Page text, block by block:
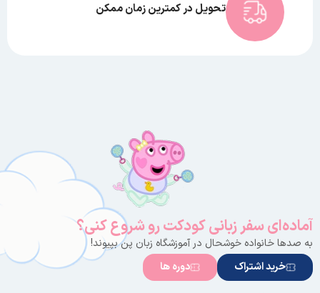
تحویل در کمترین زمان ممکن
آماده‌ای سفر زبانی کودکت رو شروع کنی؟
به صدها خانواده خوشحال در آموزشگاه زبان پن بپیوند!
خرید اشتراک
دوره ها